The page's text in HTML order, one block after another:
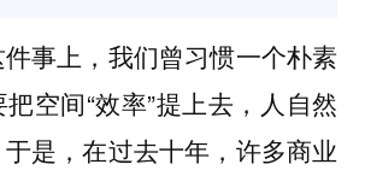
事上，我们曾习惯一个朴素
空间“效率”提上去，人自然
是，在过去十年，许多商业